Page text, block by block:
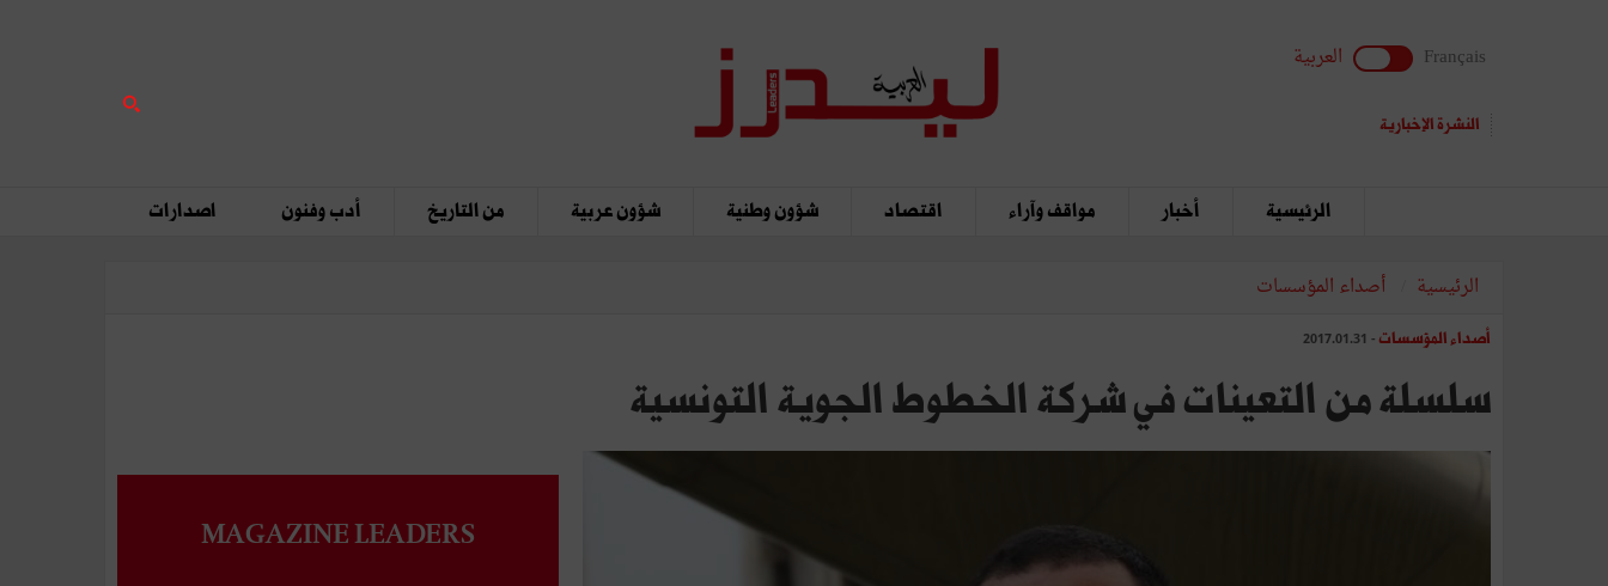
Français العربية
النشرة الإخبارية
الرئيسية أخبار مواقف وآراء اقتصاد شؤون وطنية شؤون عربية من التاريخ أدب وفنون اصدارات
الرئيسية أصداء المؤسسات
أصداء المؤسسات - 2017.01.31
سلسلة من التعينات في شركة الخطوط الجوية التونسية
MAGAZINE LEADERS